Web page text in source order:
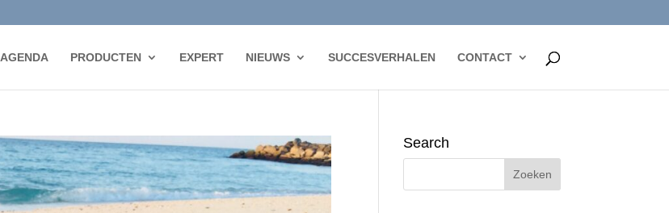
AGENDA PRODUCTEN EXPERT NIEUWS SUCCESVERHALEN CONTACT
Search